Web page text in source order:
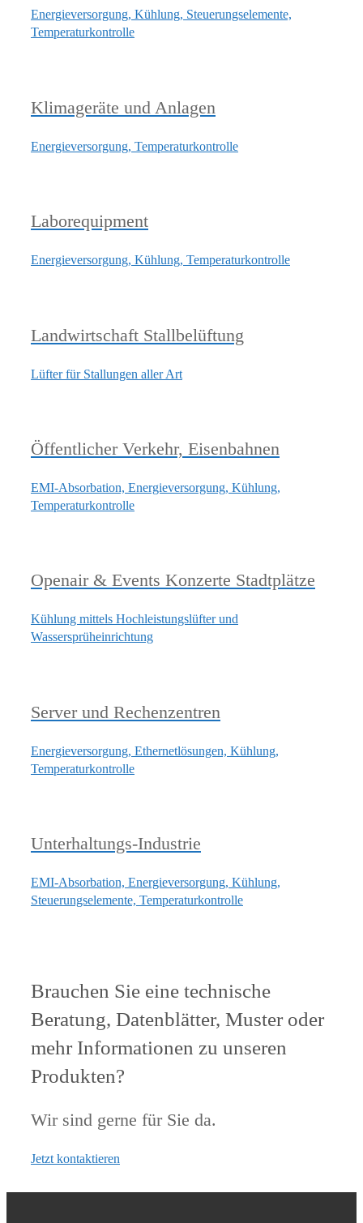
Energieversorgung, Kühlung, Steuerungselemente,
Temperaturkontrolle
Klimageräte und Anlagen
Energieversorgung, Temperaturkontrolle
Laborequipment
Energieversorgung, Kühlung, Temperaturkontrolle
Landwirtschaft Stallbelüftung
Lüfter für Stallungen aller Art
Öffentlicher Verkehr, Eisenbahnen
EMI-Absorbation, Energieversorgung, Kühlung,
Temperaturkontrolle
Openair & Events Konzerte Stadtplätze
Kühlung mittels Hochleistungslüfter und
Wassersprüheinrichtung
Server und Rechenzentren
Energieversorgung, Ethernetlösungen, Kühlung,
Temperaturkontrolle
Unterhaltungs-Industrie
EMI-Absorbation, Energieversorgung, Kühlung,
Steuerungselemente, Temperaturkontrolle
Brauchen Sie eine technische
Beratung, Datenblätter, Muster oder
mehr Informationen zu unseren
Produkten?
Wir sind gerne für Sie da.
Jetzt kontaktieren